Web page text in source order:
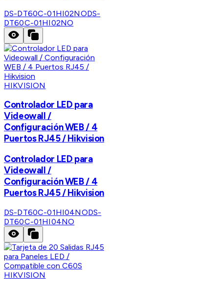
DS-DT60C-01HI02NODS-
DT60C-01HI02NO
HIKVISION
Controlador LED para
Videowall /
Configuración WEB / 4
Puertos RJ45 / Hikvision
Controlador LED para
Videowall /
Configuración WEB / 4
Puertos RJ45 / Hikvision
DS-DT60C-01HI04NODS-
DT60C-01HI04NO
HIKVISION